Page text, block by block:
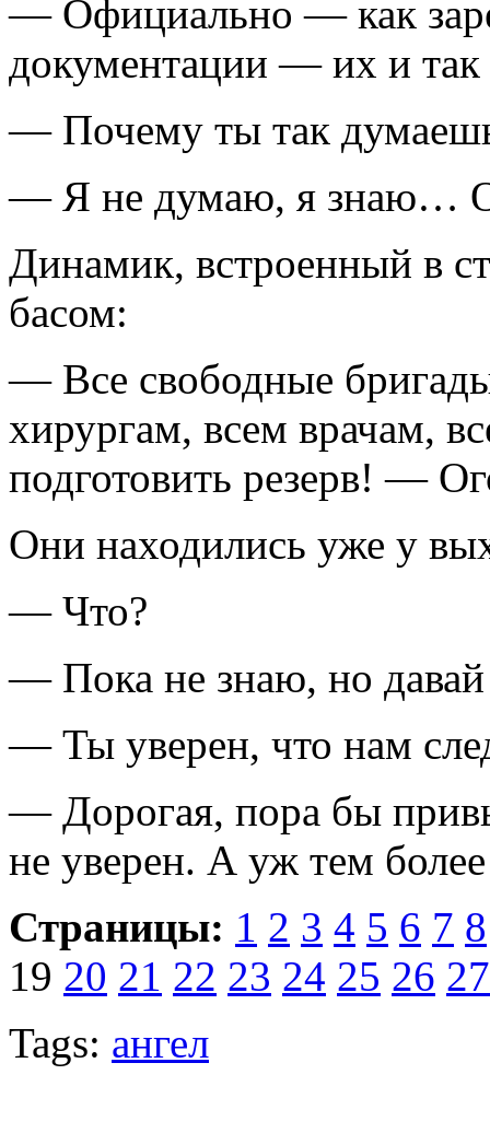
— Официально — как
документации — их и так
— Почему ты так
— Я не думаю, я знаю…
Динамик, встроенный в
басом:
— Все свободные
хирургам, всем врачам,
подготовить резерв! —
Они находились уже у
— Что?
— Пока не знаю, но
— Ты уверен, что нам
— Дорогая, пора бы
не уверен. А уж тем более
Страницы: 1 2 3 4 5 6 7 8
19 20 21 22 23 24 25 26 27
Tags: ангел